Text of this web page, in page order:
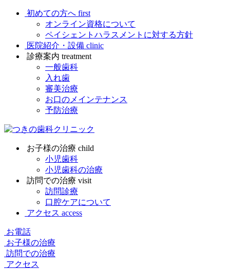
初めての方へ first
オンライン資格について
ペイシェントハラスメントに対する方針
医院紹介・設備 clinic
診療案内 treatment
一般歯科
入れ歯
審美治療
お口のメインテナンス
予防治療
お子様の治療 child
小児歯科
小児歯科の治療
訪問での治療 visit
訪問診療
口腔ケアについて
アクセス access
お電話
お子様の治療
訪問での治療
アクセス